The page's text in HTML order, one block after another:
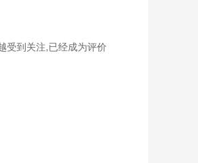
受到关注,已经成为评价